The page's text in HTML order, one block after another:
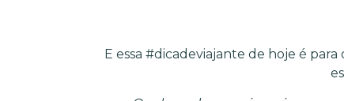
E essa #dicadeviajante de hoje é